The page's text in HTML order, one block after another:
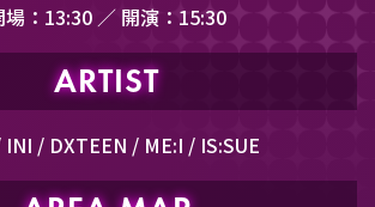
限定 プレゼントキャンペーン開始！
ント連携 プレゼントキャンペーン
場：13:30 ／ 開演：15:30
ARTIST
/ DXTEEN / ME:I / IS:SUE